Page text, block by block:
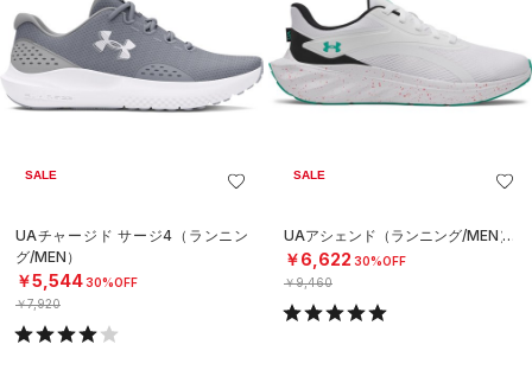
SALE
UAチャージド サージ4（ランニン
グ/MEN）
￥5,54430%OFF
￥7,920
SALE
UAアシェンド（ランニング/MEN）
￥6,622 30%OFF
￥9,460